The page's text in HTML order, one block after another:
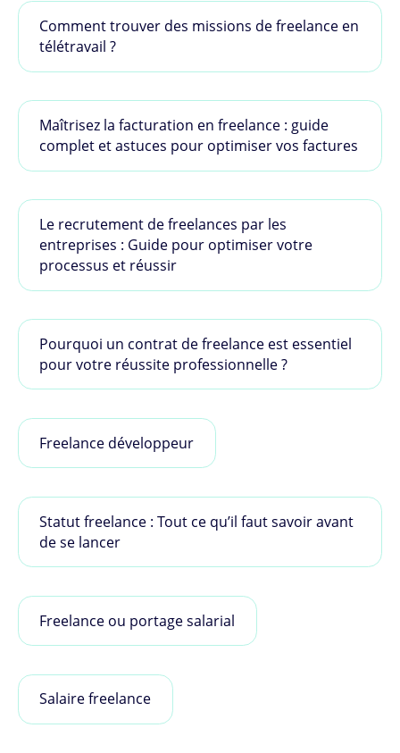
Comment trouver des missions de freelance en
télétravail ?
Maîtrisez la facturation en freelance : guide
complet et astuces pour optimiser vos factures
Le recrutement de freelances par les
entreprises : Guide pour optimiser votre
processus et réussir
Pourquoi un contrat de freelance est essentiel
pour votre réussite professionnelle ?
Freelance développeur
Statut freelance : Tout ce qu’il faut savoir avant
de se lancer
Freelance ou portage salarial
Salaire freelance